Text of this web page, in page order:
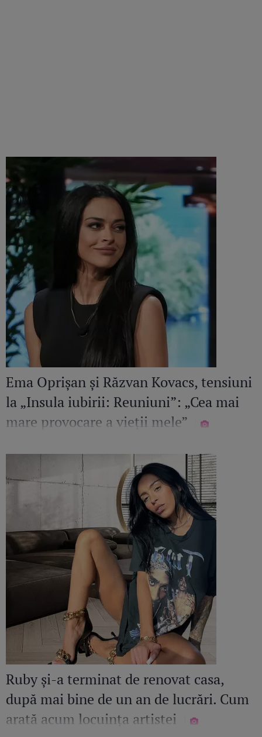
Ema Oprișan și Răzvan Kovacs, tensiuni
la „Insula iubirii: Reuniuni”: „Cea mai
mare provocare a vieții mele”
Ruby și-a terminat de renovat casa,
după mai bine de un an de lucrări. Cum
arată acum locuința artistei